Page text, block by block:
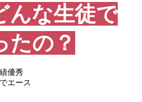
んな生徒で
たの？
優秀
エース